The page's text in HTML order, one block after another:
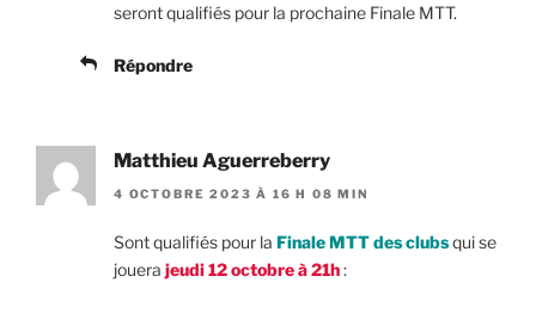
seront qualifiés pour la prochaine Finale MTT.
Répondre
Matthieu Aguerreberry
4 OCTOBRE 2023 À 16 H 08 MIN
Sont qualifiés pour la Finale MTT des clubsqui se
jouera jeudi 12 octobre à 21h: